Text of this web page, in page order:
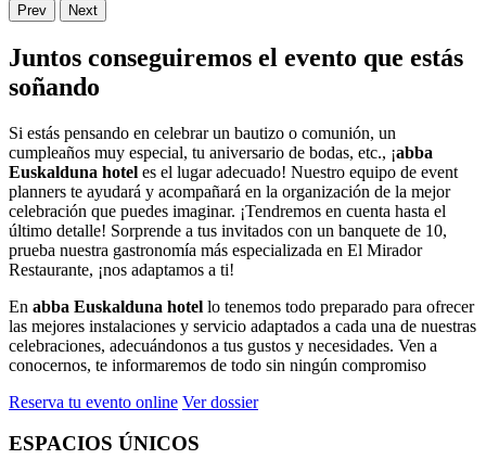
Prev Next
Juntos conseguiremos el evento que estás
soñando
Si estás pensando en celebrar un bautizo o comunión, un
cumpleaños muy especial, tu aniversario de bodas, etc., ¡abba
Euskalduna hotel es el lugar adecuado! Nuestro equipo de event
planners te ayudará y acompañará en la organización de la mejor
celebración que puedes imaginar. ¡Tendremos en cuenta hasta el
último detalle! Sorprende a tus invitados con un banquete de 10,
prueba nuestra gastronomía más especializada en El Mirador
Restaurante, ¡nos adaptamos a ti!
En abba Euskalduna hotel lo tenemos todo preparado para ofrecer
las mejores instalaciones y servicio adaptados a cada una de nuestras
celebraciones, adecuándonos a tus gustos y necesidades. Ven a
conocernos, te informaremos de todo sin ningún compromiso
Reserva tu evento online Ver dossier
ESPACIOS ÚNICOS